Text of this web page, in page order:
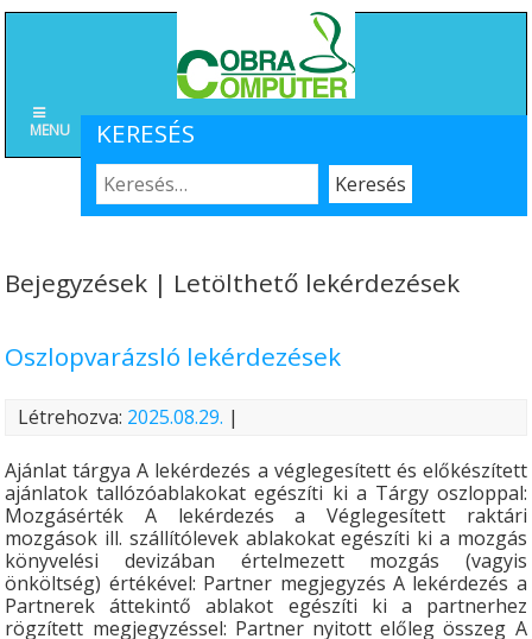
KERESÉS
MENU
Bejegyzések | Letölthető lekérdezések
Oszlopvarázsló lekérdezések
Létrehozva: 2025.08.29. |
Ajánlat tárgya A lekérdezés a véglegesített és előkészített
ajánlatok tallózóablakokat egészíti ki a Tárgy oszloppal:
Mozgásérték A lekérdezés a Véglegesített raktári
mozgások ill. szállítólevek ablakokat egészíti ki a mozgás
könyvelési devizában értelmezett mozgás (vagyis
önköltség) értékével: Partner megjegyzés A lekérdezés a
Partnerek áttekintő ablakot egészíti ki a partnerhez
rögzített megjegyzéssel: Partner nyitott előleg összeg A